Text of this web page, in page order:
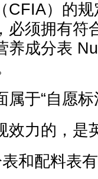
CFIA）的
必须拥有符
养成分表
于“自愿标
效力的，是
和配料表